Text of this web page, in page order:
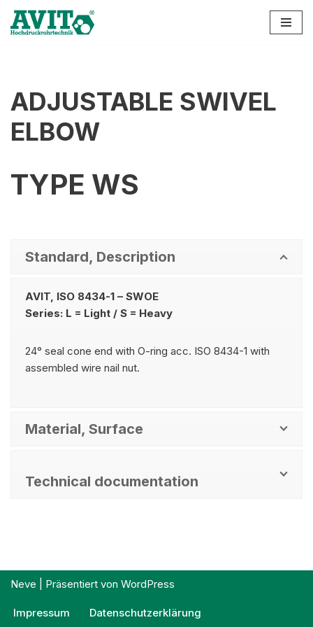
Zum
ADJUSTABLE SWIVEL
ELBOW
TYPE WS
Standard, Description
AVIT, ISO 8434-1 – SWOE
Series: L = Light / S = Heavy
24° seal cone end with O-ring acc. ISO 8434-1 with
assembled wire nail nut.
Material, Surface
Technical documentation
Neve | Präsentiert von WordPress
Impressum Datenschutzerklärung